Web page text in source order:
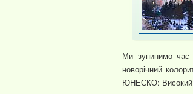
Ми зупинимо час
новорічний
ЮНЕСКО: Високий